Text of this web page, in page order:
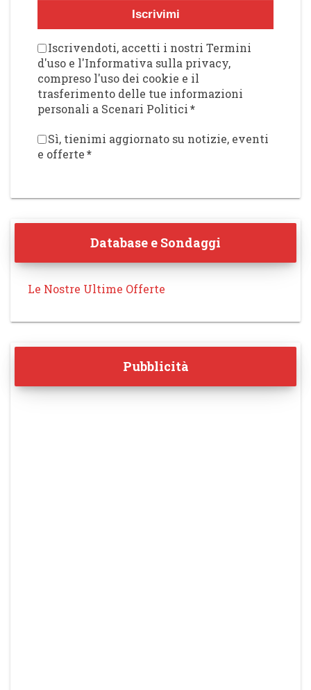
Iscrivimi
Iscrivendoti, accetti i nostri Termini
d'uso e l'Informativa sulla privacy,
compreso l'uso dei cookie e il
trasferimento delle tue informazioni
personali a Scenari Politici*
Sì, tienimi aggiornato su notizie, eventi
e offerte*
Database e Sondaggi
Le Nostre Ultime Offerte
Pubblicità